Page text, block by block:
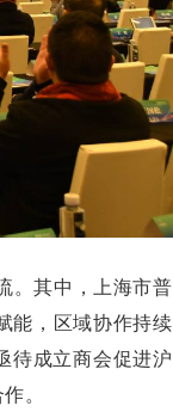
。其中，上海市普
能，区域协作持续
待成立商会促进沪
。